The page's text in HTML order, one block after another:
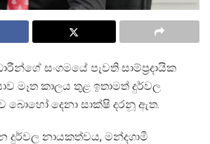
සංගමයේ පැවති සාම්ප්‍රදායික
මෑත කාලය තුළ ඉතාමත් දුර්වල
බොහෝ දෙනා සාක්ෂි දරනූ ඇත.
දුර්වල නායකත්වය, මන්දගාමී